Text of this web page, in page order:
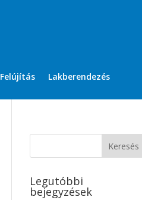
Felújítás Lakberendezés
Legutóbbi
bejegyzések